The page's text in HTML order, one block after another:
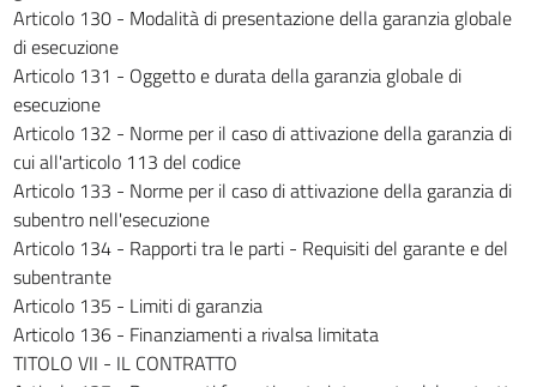
301
302
303
304
305
306
307
308
309
310
Articolo 130 - Modalità di presentazione della garanzia globale
di esecuzione
Articolo 131 - Oggetto e durata della garanzia globale di
esecuzione
Articolo 132 - Norme per il caso di attivazione della garanzia di
cui all'articolo 113 del codice
Articolo 133 - Norme per il caso di attivazione della garanzia di
subentro nell'esecuzione
Articolo 134 - Rapporti tra le parti - Requisiti del garante e del
subentrante
Articolo 135 - Limiti di garanzia
Articolo 136 - Finanziamenti a rivalsa limitata
TITOLO VII - IL CONTRATTO